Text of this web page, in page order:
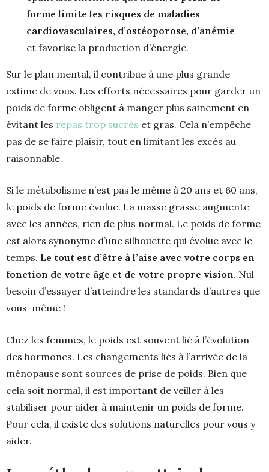
forme limite les risques de maladies
cardiovasculaires, d’ostéoporose, d’anémie
et favorise la production d’énergie.
Sur le plan mental, il contribue à une plus grande
estime de vous. Les efforts nécessaires pour garder un
poids de forme obligent à manger plus sainement en
évitant les repas trop sucrés et gras. Cela n’empêche
pas de se faire plaisir, tout en limitant les excès au
raisonnable.
Si le métabolisme n’est pas le même à 20 ans et 60 ans,
le poids de forme évolue. La masse grasse augmente
avec les années, rien de plus normal. Le poids de forme
est alors synonyme d’une silhouette qui évolue avec le
temps. Le tout est d’être à l’aise avec votre corps en
fonction de votre âge et de votre propre vision. Nul
besoin d’essayer d’atteindre les standards d’autres que
vous-même !
Chez les femmes, le poids est souvent lié à l’évolution
des hormones. Les changements liés à l’arrivée de la
ménopause sont sources de prise de poids. Bien que
cela soit normal, il est important de veiller à les
stabiliser pour aider à maintenir un poids de forme.
Pour cela, il existe des solutions naturelles pour vous y
aider.